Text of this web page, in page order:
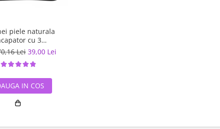
piele naturala
cu 3
PCH360
Lei 39,00 Lei
IN COS